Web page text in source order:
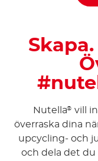
Nutella® vill
överraska dina
upcycling- och
och dela det du